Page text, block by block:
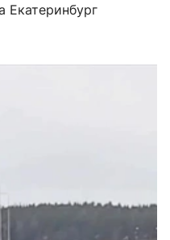
Екатеринбург